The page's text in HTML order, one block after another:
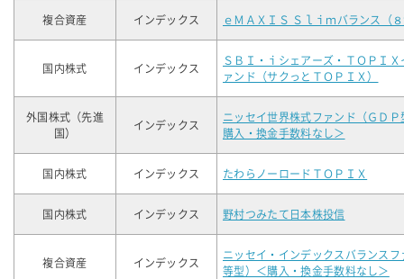
複合資産 インデックス ｅＭＡＸＩＳ Ｓｌｉｍバランス（
国内株式 インデックス
ＳＢＩ・ｉシェアーズ・ＴＯＰＩ
ァンド（サクっとＴＯＰＩＸ）
外国株式（先進
国）
インデックス
ニッセイ世界株式ファンド（ＧＤ
購入・換金手数料なし＞
国内株式 インデックス たわらノーロードＴＯＰＩＸ
国内株式 インデックス 野村つみたて日本株投信
複合資産 インデックス
ニッセイ・インデックスバランス
等型）＜購入・換金手数料なし＞